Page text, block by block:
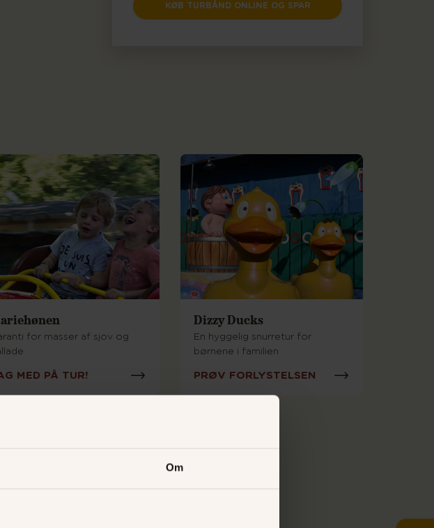
Om
KØB TURBÅND ONLINE OG SPAR
for masser af sjov og
MED PÅ TUR!
Dizzy Ducks
En hyggelig snurretur for
børnene i familien
PRØV FORLYSTELSEN